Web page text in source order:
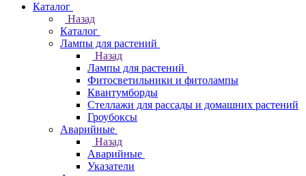
Каталог
Назад
Каталог
Лампы для растений
Назад
Лампы для растений
Фитосветильники и фитолампы
Квантумборды
Стеллажи для рассады и домашних растений
Гроубоксы
Аварийные
Назад
Аварийные
Указатели